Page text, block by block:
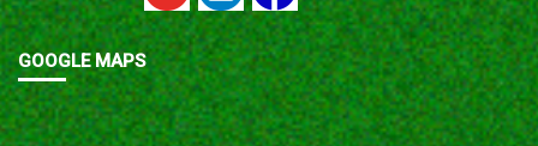
GOOGLE MAPS